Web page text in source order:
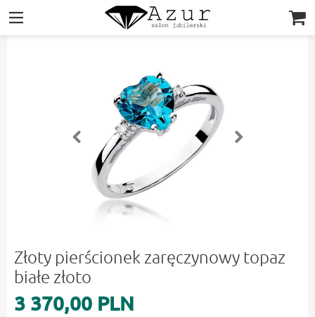
|||
Złoty pierścionek zaręczynowy topaz
białe złoto
3 370,00 PLN